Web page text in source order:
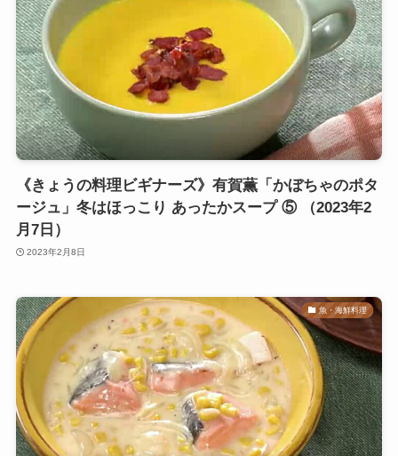
《きょうの料理ビギナーズ》有賀薫「かぼちゃのポタ
ージュ」冬はほっこり あったかスープ ⑤ （2023年2
月7日）
2023年2月8日
魚・海鮮料理